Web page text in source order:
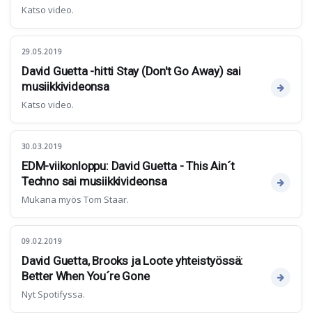
Katso video.
29.05.2019
David Guetta -hitti Stay (Don't Go Away) sai
musiikkivideonsa
Katso video.
30.03.2019
EDM-viikonloppu: David Guetta - This Ain´t
Techno sai musiikkivideonsa
Mukana myös Tom Staar.
09.02.2019
David Guetta, Brooks ja Loote yhteistyössä:
Better When You´re Gone
Nyt Spotifyssa.